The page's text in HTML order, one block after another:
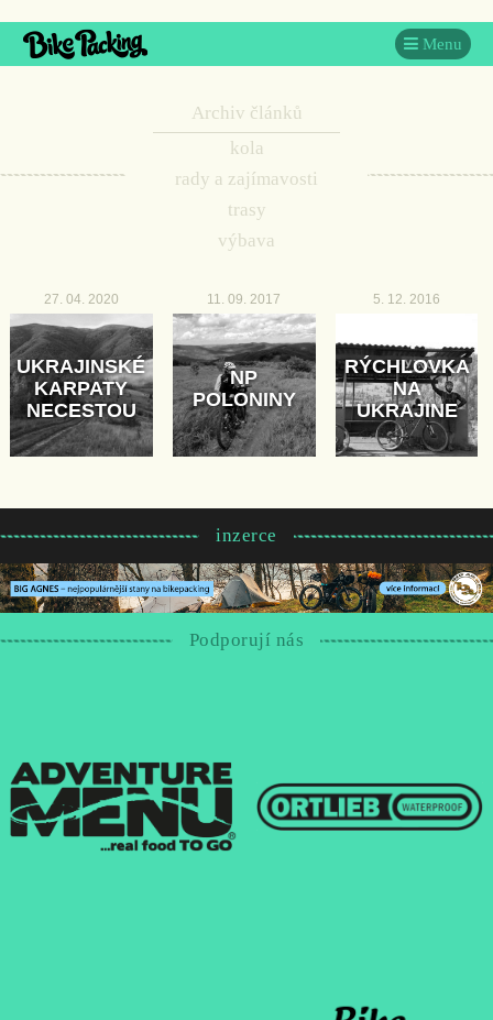
Menu
Archiv článků
kola
rady a zajímavosti
trasy
výbava
27. 04. 2020
UKRAJINSKÉ
KARPATY
NECESTOU
11. 09. 2017
NP
POLONINY
5. 12. 2016
RÝCHLOVKA
NA
UKRAJINE
inzerce
Podporují nás